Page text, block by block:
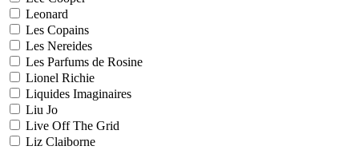
Leonard
Les Copains
Les Nereides
Les Parfums de Rosine
Lionel Richie
Liquides Imaginaires
Liu Jo
Live Off The Grid
Liz Claiborne